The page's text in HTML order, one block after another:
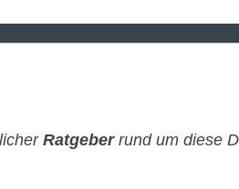
Ratgeberrund um diese